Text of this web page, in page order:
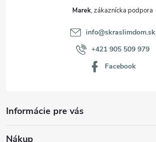
Informácie pre vás
Nákup
Marek
info@skraslimdom.sk
+421 905 509 979
Facebook